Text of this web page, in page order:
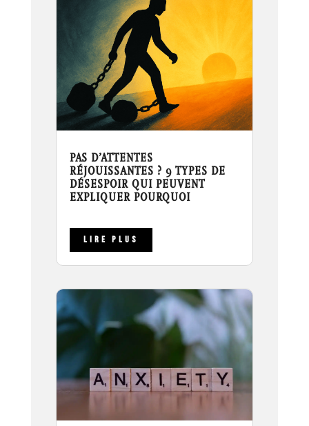
PAS D’ATTENTES
RÉJOUISSANTES ? 9 TYPES DE
DÉSESPOIR QUI PEUVENT
EXPLIQUER POURQUOI
LIRE PLUS